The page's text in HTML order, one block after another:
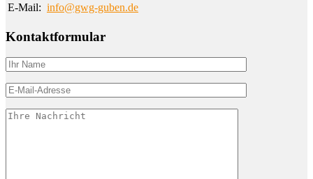
E-Mail: info@gwg-guben.de
Kontaktformular